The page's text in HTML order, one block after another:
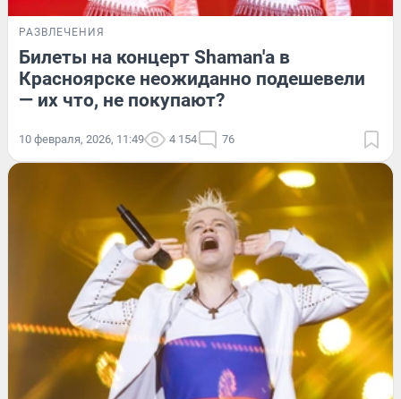
РАЗВЛЕЧЕНИЯ
Билеты на концерт Shaman'а в
Красноярске неожиданно подешевели
— их что, не покупают?
10 февраля, 2026, 11:49 4 154 76